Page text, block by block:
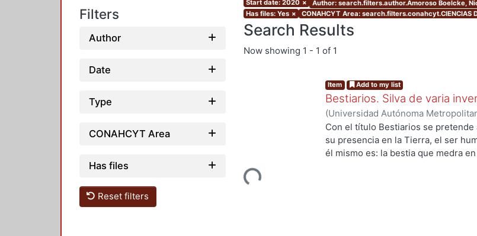
Filters
Author
Date
Type
CONAHCYT Area
Has files
Reset filters
Start date: 2020 × Author: search.filters.author.Amoroso Boelcke,
Has files: Yes × CONAHCYT Area: search.filters.conahcyt.CIENCIAS
Search Results
Now showing 1 - 1 of 1
Loading...
Item Add to my list
Bestiarios. Silva de varia
(Universidad Autónoma
Aguilar, Enrique;Benítez, Ana;
Vladimiro;Mata Juarez, Oscar;
Borrás, Vida; Ito Sugiyama, Gloria ;
Con el título Bestiarios se
su presencia en la Tierra, el ser
él mismo es: la bestia que medra